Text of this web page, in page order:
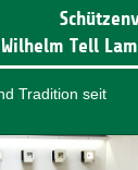
Wilhelm Tell
Tradition seit